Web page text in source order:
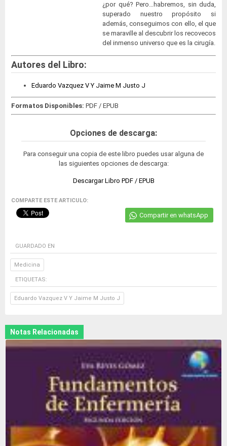
¿por qué? Pero…habremos, sin duda,
superado nuestro propósito si
además, conseguimos con ello, el que
se maraville al descubrir los recovecos
del inmenso universo que es la cirugía.
Autores del Libro:
Eduardo Vazquez V Y Jaime M Justo J
Formatos Disponibles: PDF / EPUB
Opciones de descarga:
Para conseguir una copia de este libro puedes usar alguna de
las siguientes opciones de descarga:
Descargar Libro PDF / EPUB
COMPARTE ESTE ARTICULO:
Compartir en whatsApp
GUARDADO EN
Medicina
ETIQUETAS:
Eduardo Vazquez V Y Jaime M Justo J
Notas Relacionadas